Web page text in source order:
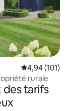
Évaluation
4,94 (101)
rurale
tarifs